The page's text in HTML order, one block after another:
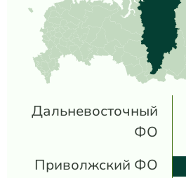
Дальневосточный
ФО
Приволжский ФО